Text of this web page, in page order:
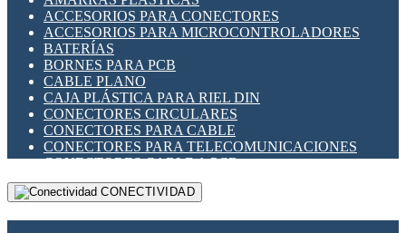
INDICADORES PARA PANEL
INTERFACES DE RELÉ
INTERRUPTORES FIN DE CARRERA
LLAVES CONMUTADORAS
MEDIDORES DE ENERGÍA Y TC'S DE CORRIENTE
MOTORES PASO A PASO
PANTALLAS HMI
PLC -CONTROLADORES LÓGICO PROGRAMABLES
PROGRAMADORES DE HORARIO
RELÉS DE PROTECCIÓN
SENSORES CAPACITIVOS
ACCESORIOS PARA CONECTORES
ACCESORIOS PARA MICROCONTROLADORES
BATERÍAS
BORNES PARA PCB
CABLE PLANO
CAJA PLÁSTICA PARA RIEL DIN
CONECTORES CIRCULARES
CONECTORES PARA CABLE
CONECTORES PARA TELECOMUNICACIONES
CONECTORES CABLE A PCB
CONECTORES PCB A CABLE
DIP SWITCHESCONECTIVIDAD